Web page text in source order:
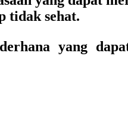
tidak sehat.
yang